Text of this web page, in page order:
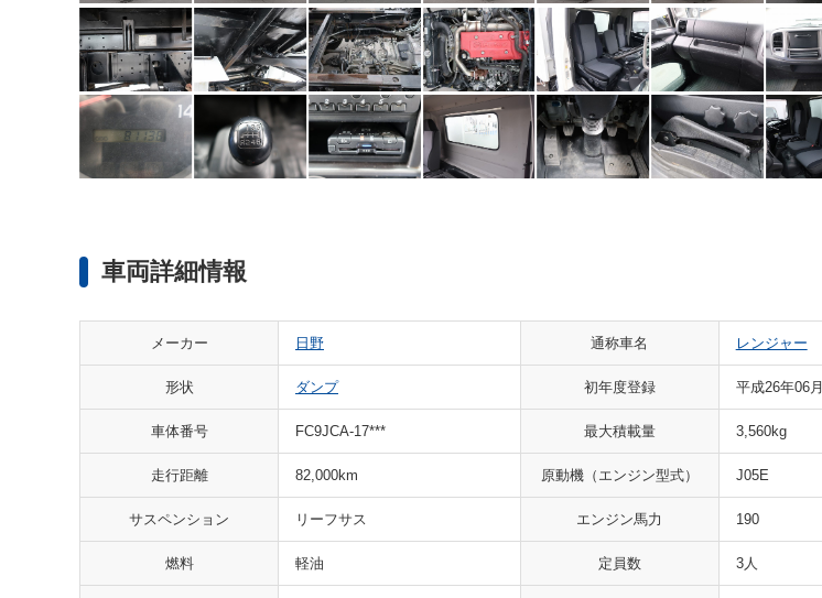
車両詳細情報
メーカー 日野 通称車名 レンジャー
形状 ダンプ 初年度登録 平成26年06月
車体番号 FC9JCA-17*** 最大積載量 3,560kg
走行距離 82,000km 原動機（エンジン型式） J05E
サスペンション リーフサス エンジン馬力 190
燃料 軽油 定員数 3人